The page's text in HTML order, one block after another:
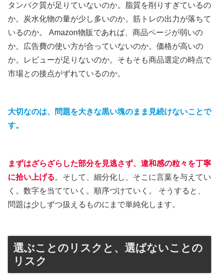
タンパク質が足りていないのか。脂質を削りすぎているの
か。炭水化物の量が少し多いのか。筋トレの出力が落ちて
いるのか。 Amazon物販であれば、商品ページが弱いの
か。広告費の使い方が合っていないのか。価格が高いの
か。レビューが足りないのか。そもそも商品選定の時点で
市場との接点がずれているのか。
大切なのは、問題を大きな黒い塊のまま見続けないことで
す。
まずはざらざらした部分を見逃さず、違和感の粒々を丁寧
に拾い上げる。そして、細分化し、そこに言葉を与えてい
く。数字を当てていく。順序づけていく。 そうすると、
問題は少しずつ扱えるものにまで単純化します。
選ぶことのリスクと、選ばないことの
リスク